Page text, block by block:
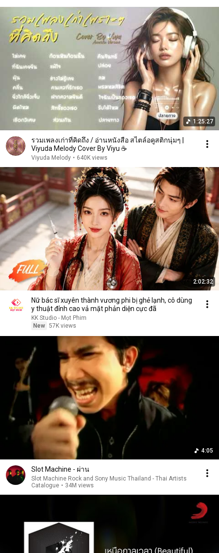
1:25:27
รวมเพลงเก่าที่คิดถึง / อ่านหนังสือ สไตล์อคูสติกนุ่มๆ |
Viyuda Melody Cover By Viyu ☕
Viyuda Melody • 640K views
2:02:32
Nữ bác sĩ xuyên thành vương phi bị ghẻ lạnh, cô dùng
y thuật đỉnh cao vả mặt phản diện cực đã
KK Studio - Mọt Phim
New 57K views
4:05
Slot Machine - ผ่าน
Slot Machine Rock and Sony Music Thailand - Thai Artists
Catalogue • 34M views